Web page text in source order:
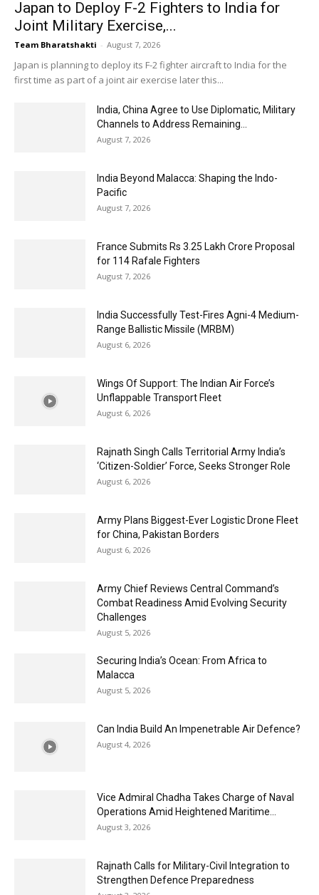
Japan to Deploy F-2 Fighters to India for
Joint Military Exercise,...
Team Bharatshakti - August 7, 2026
Japan is planning to deploy its F-2 fighter aircraft to India for the
first time as part of a joint air exercise later this...
India, China Agree to Use Diplomatic, Military
Channels to Address Remaining...
August 7, 2026
India Beyond Malacca: Shaping the Indo-
Pacific
August 7, 2026
France Submits Rs 3.25 Lakh Crore Proposal
for 114 Rafale Fighters
August 7, 2026
India Successfully Test-Fires Agni-4 Medium-
Range Ballistic Missile (MRBM)
August 6, 2026
Wings Of Support: The Indian Air Force’s
Unflappable Transport Fleet
August 6, 2026
Rajnath Singh Calls Territorial Army India’s
‘Citizen-Soldier’ Force, Seeks Stronger Role
August 6, 2026
Army Plans Biggest-Ever Logistic Drone Fleet
for China, Pakistan Borders
August 6, 2026
Army Chief Reviews Central Command’s
Combat Readiness Amid Evolving Security
Challenges
August 5, 2026
Securing India’s Ocean: From Africa to
Malacca
August 5, 2026
Can India Build An Impenetrable Air Defence?
August 4, 2026
Vice Admiral Chadha Takes Charge of Naval
Operations Amid Heightened Maritime...
August 3, 2026
Rajnath Calls for Military-Civil Integration to
Strengthen Defence Preparedness